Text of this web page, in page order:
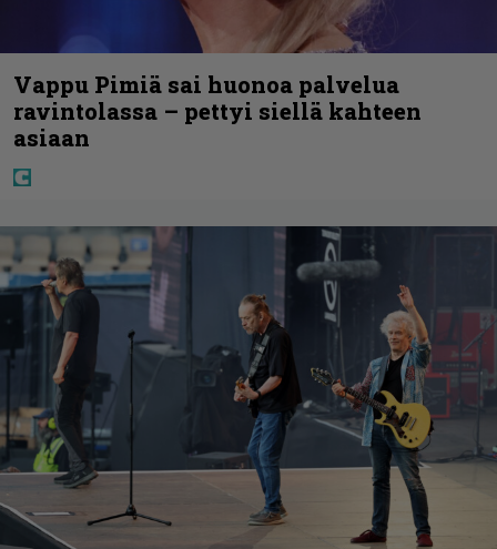
Vappu Pimiä sai huonoa palvelua
ravintolassa – pettyi siellä kahteen
asiaan